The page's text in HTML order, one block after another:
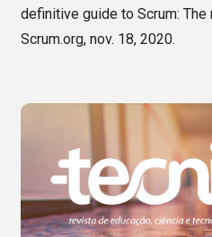
definitive guide to Scrum: The
Scrum.org, nov. 18, 2020.